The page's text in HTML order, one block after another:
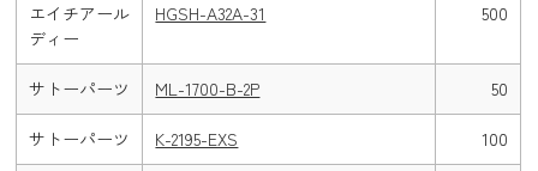
エイチアール
ディー
HGSH-A32A-31 500
サトーパーツ ML-1700-B-2P 50
サトーパーツ K-2195-EXS 100